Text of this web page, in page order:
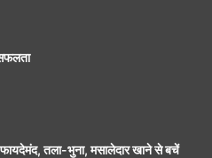
तला-भुना, मसालेदार खाने से बचें